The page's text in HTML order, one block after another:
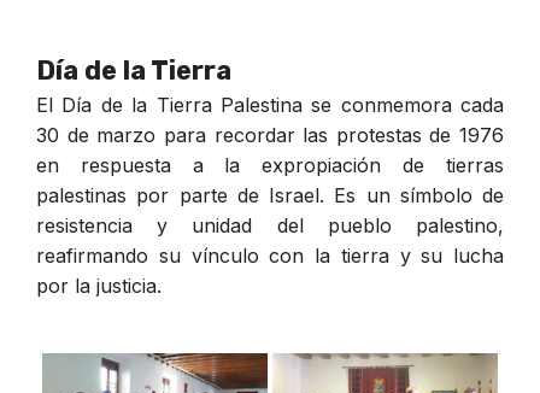
Día de la Tierra
El Día de la Tierra Palestina se conmemora cada
30 de marzo para recordar las protestas de 1976
en respuesta a la expropiación de tierras
palestinas por parte de Israel. Es un símbolo de
resistencia y unidad del pueblo palestino,
reafirmando su vínculo con la tierra y su lucha
por la justicia.